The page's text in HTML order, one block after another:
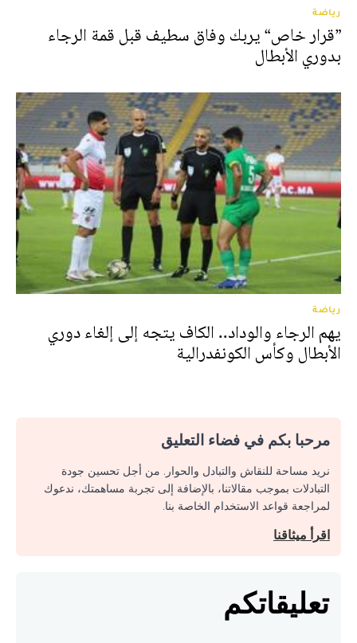
رياضة
”قرار خاص“ يربك وفاق سطيف قبل قمة الرجاء
بدوري الأبطال
رياضة
يهم الرجاء والوداد.. الكاف يتجه إلى إلغاء دوري
الأبطال وكأس الكونفدرالية
مرحبا بكم في فضاء التعليق
نريد مساحة للنقاش والتبادل والحوار. من أجل تحسين جودة
التبادلات بموجب مقالاتنا، بالإضافة إلى تجربة مساهمتك، ندعوك
لمراجعة قواعد الاستخدام الخاصة بنا.
اقرأ ميثاقنا
تعليقاتكم